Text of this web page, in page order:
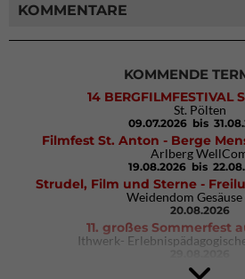
KOMMENTARE
KOMMENDE
14 BERGFILMFESTIVAL
St. Pölten
09.07.2026 bis
Filmfest St. Anton - Berge
Arlberg
19.08.2026 bis
Strudel, Film und Sterne -
Weidendom Gesäuse
20.08.2026
11. großes Sommerfest
Ithwerk-
4Blocs KIDS